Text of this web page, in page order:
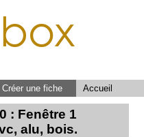
box
Accueil
une fiche
: Fenêtre 1
alu, bois.